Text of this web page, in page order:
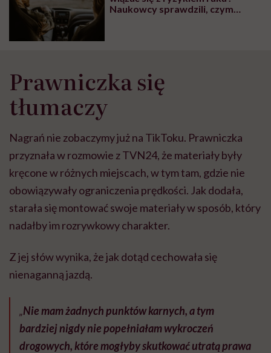
Naukowcy sprawdzili, czym
Prawniczka się
tłumaczy
Nagrań nie zobaczymy już na TikToku. Prawniczka
przyznała w rozmowie z TVN24, że materiały były
kręcone w różnych miejscach, w tym tam, gdzie nie
obowiązywały ograniczenia prędkości. Jak dodała,
starała się montować swoje materiały w sposób, który
nadałby im rozrywkowy charakter.
Z jej słów wynika, że jak dotąd cechowała się
nienaganną jazdą.
„Nie mam żadnych punktów karnych, a tym
bardziej nigdy nie popełniałam wykroczeń
drogowych, które mogłyby skutkować utratą prawa